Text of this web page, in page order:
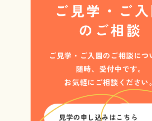
ご見学・ご入
のご相談
ご見学・ご入園のご相談につ
随時、受付中です。
お気軽にご相談ください。
見学の申し込みはこちら